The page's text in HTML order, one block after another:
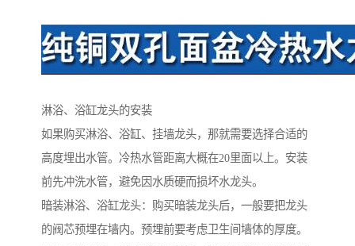
淋浴、浴缸龙头的安装
如果购买淋浴、浴缸、挂墙龙头，那就需要选择合适的
高度埋出水管。冷热水管距离大概在20里面以上。安装
前先冲洗水管，避免因水质硬而损坏水龙头。
暗装淋浴、浴缸龙头：购买暗装龙头后，一般要把龙头
的阀芯预埋在墙内。预埋前要考虑卫生间墙体的厚度。